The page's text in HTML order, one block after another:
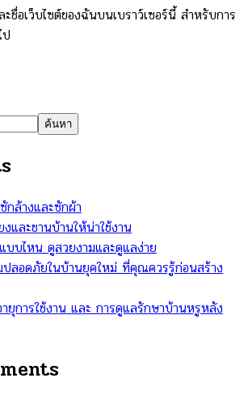
ชื่อเว็บไซต์ของฉันบนเบราว์เซอร์นี้ สำหรับการ
ค้นหา
ล้างและซักผ้า
งและชานบ้านให้น่าใช้งาน
บไหน ดูสวยงามและดูแลง่าย
ปลอดภัยในบ้านยุคใหม่ ที่คุณควรรู้ก่อนสร้าง
ยุการใช้งาน และ การดูแลรักษาบ้านหรูหลัง